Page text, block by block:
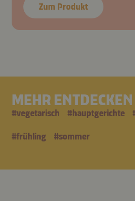
Zum Produkt
MEHR ENTDECKEN
#vegetarisch #hauptgerichte
#frühling #sommer